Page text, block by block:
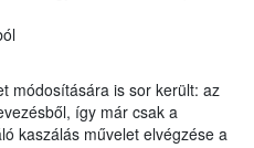
módosítására is sor került: az
így már csak a
kaszálás művelet elvégzése a